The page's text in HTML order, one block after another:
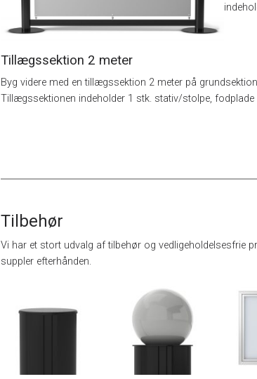
Tillægssektion 2 meter
Byg videre med en tillægssektion 2 meter på
Tillægssektionen indeholder 1 stk. stativ/stolpe,
Tilbehør
Vi har et stort udvalg af tilbehør og vedligeholdelsesfrie
suppler efterhånden.